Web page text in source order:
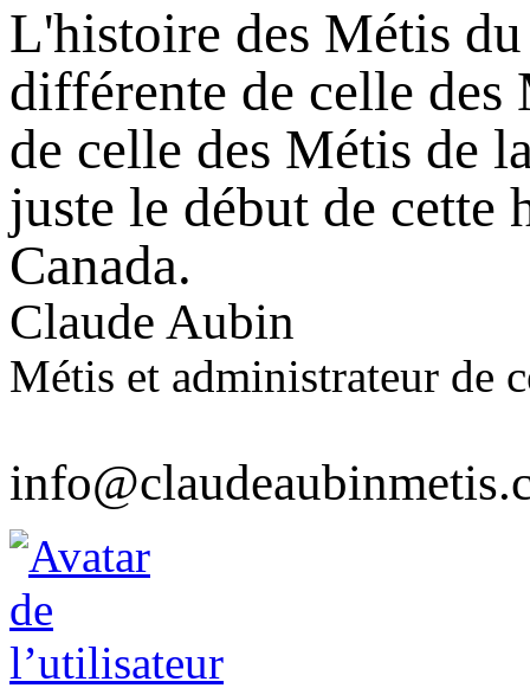
L'histoire des Métis du
différente de celle des
de celle des Métis de
juste le début de cette
Canada.
Claude Aubin
Métis et administrateur de